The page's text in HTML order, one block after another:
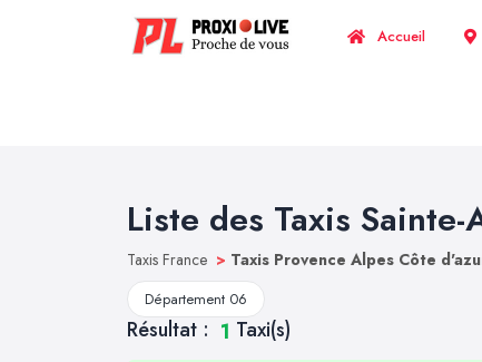
Accueil
Liste des Taxis Sainte-
Taxis France > Taxis Provence Alpes Côte
Département 06
Résultat : 1 Taxi(s)